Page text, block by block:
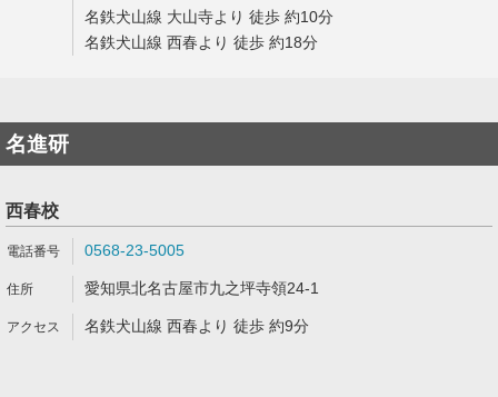
名鉄犬山線 大山寺より 徒歩 約10分
名鉄犬山線 西春より 徒歩 約18分
名進研
西春校
0568-23-5005
愛知県北名古屋市九之坪寺領24-1
名鉄犬山線 西春より 徒歩 約9分